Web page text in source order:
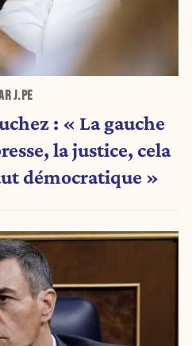
J.PE
: « La gauche
la justice, cela
démocratique »